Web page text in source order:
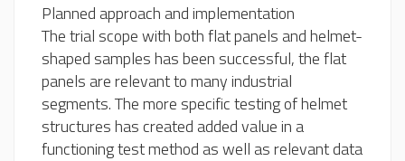
Planned approach and implementation
The trial scope with both flat panels and helmet-
shaped samples has been successful, the flat
panels are relevant to many industrial
segments. The more specific testing of helmet
structures has created added value in a
functioning test method as well as relevant data